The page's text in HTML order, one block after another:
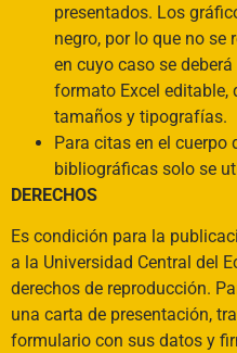
presentados. Los
negro, por lo que no se
en cuyo caso se
formato Excel editable,
tamaños y tipografías.
Para citas en el cuerpo
bibliográficas solo se
DERECHOS
Es condición para la
a la Universidad Central del
derechos de reproducción.
una carta de presentación,
formulario con sus datos y